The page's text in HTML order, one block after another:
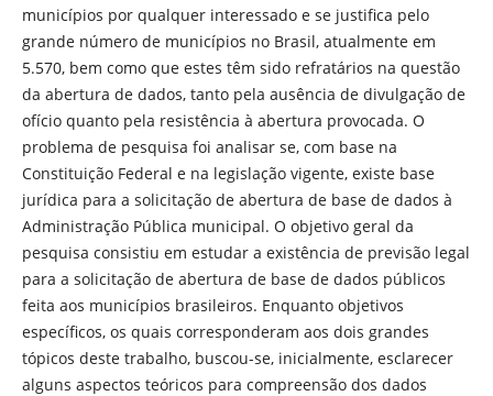
municípios por qualquer interessado e se justifica pelo
grande número de municípios no Brasil, atualmente em
5.570, bem como que estes têm sido refratários na questão
da abertura de dados, tanto pela ausência de divulgação de
ofício quanto pela resistência à abertura provocada. O
problema de pesquisa foi analisar se, com base na
Constituição Federal e na legislação vigente, existe base
jurídica para a solicitação de abertura de base de dados à
Administração Pública municipal. O objetivo geral da
pesquisa consistiu em estudar a existência de previsão legal
para a solicitação de abertura de base de dados públicos
feita aos municípios brasileiros. Enquanto objetivos
específicos, os quais corresponderam aos dois grandes
tópicos deste trabalho, buscou-se, inicialmente, esclarecer
alguns aspectos teóricos para compreensão dos dados